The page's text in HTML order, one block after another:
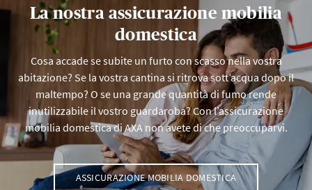
La nostra assicurazione mobilia
domestica
Cosa accade se subite un furto con scasso nella vostra
abitazione? Se la vostra cantina si ritrova sott’acqua dopo il
maltempo? O se una grande quantità di fumo rende
inutilizzabile il vostro guardaroba? Con l’assicurazione
mobilia domestica di AXA non avete di che preoccuparvi.
ASSICURAZIONE MOBILIA DOMESTICA